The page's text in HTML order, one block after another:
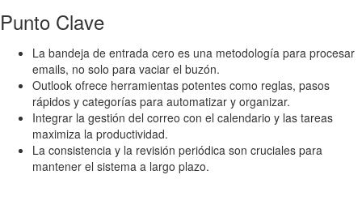
Punto Clave
La bandeja de entrada cero es una metodología para procesar
emails, no solo para vaciar el buzón.
Outlook ofrece herramientas potentes como reglas, pasos
rápidos y categorías para automatizar y organizar.
Integrar la gestión del correo con el calendario y las tareas
maximiza la productividad.
La consistencia y la revisión periódica son cruciales para
mantener el sistema a largo plazo.